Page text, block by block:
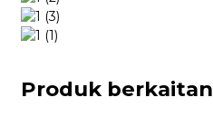
Produk berkaitan